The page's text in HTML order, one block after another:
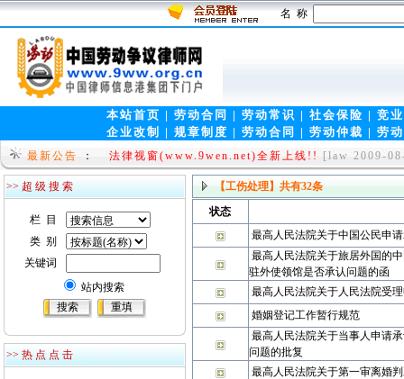
名 称
本站首页 | 劳动合同 | 劳动常识 | 社会保险 | 竞
企业改制
| 规章制度 | 劳动合同 | 劳动仲裁 | 劳
最新公告 ：
就问网www.9wen.org-中国第一律师门户！ [law
法律视窗(www.9wen.net)全新上线!!
[law 2009-
>> 超 级 搜 索
栏 目
类 别
关键词
站内搜索
>> 热 点 点 击
【工伤处理】 共有32条
状态
最高人民法院关于中国公民申
最高人民法院关于旅居外国的
驻外使领馆是否承认问题的函
最高人民法院关于人民法院受
婚姻登记工作暂行规范
最高人民法院关于当事人申请
问题的批复
最高人民法院关于第一审离婚